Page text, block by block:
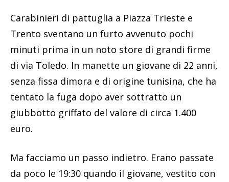
Carabinieri di pattuglia a Piazza Trieste e
Trento sventano un furto avvenuto pochi
minuti prima in un noto store di grandi firme
di via Toledo. In manette un giovane di 22 anni,
senza fissa dimora e di origine tunisina, che ha
tentato la fuga dopo aver sottratto un
giubbotto griffato del valore di circa 1.400
euro.
Ma facciamo un passo indietro. Erano passate
da poco le 19:30 quando il giovane, vestito con